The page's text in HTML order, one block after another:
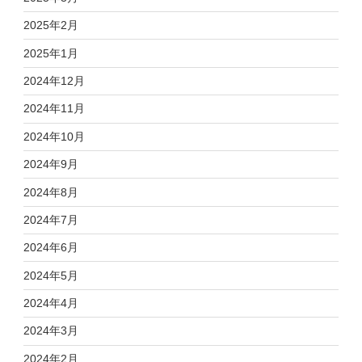
2025年2月
2025年1月
2024年12月
2024年11月
2024年10月
2024年9月
2024年8月
2024年7月
2024年6月
2024年5月
2024年4月
2024年3月
2024年2月